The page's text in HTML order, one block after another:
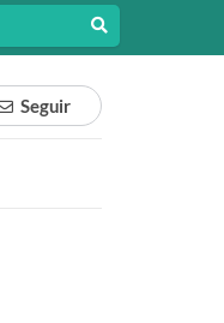
Seguir